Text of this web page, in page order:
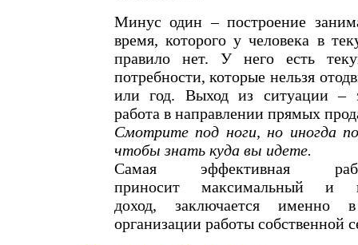
Минус один – построение
время, которого у человека в
правило нет. У него есть
потребности, которые нельзя
или год. Выход из ситуации –
работа в направлении прямых
Смотрите под ноги, но иногда
чтобы знать куда вы идете.
Самая эффективная
приносит максимальный и
доход, заключается именно
организации работы собственной